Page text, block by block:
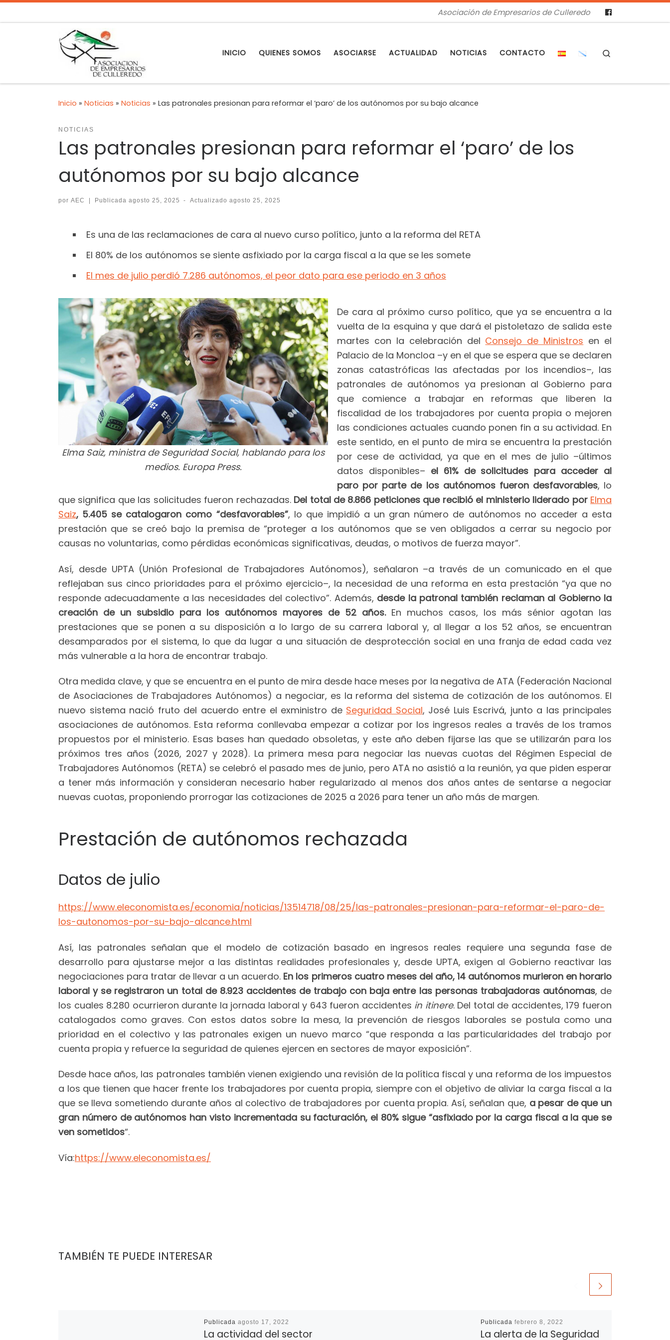
Asociación de Empresarios de Culleredo
INICIO QUIENES SOMOS ASOCIARSE ACTUALIDAD NOTICIAS CONTACTO
Inicio » Noticias » Noticias » Las patronales presionan para reformar el ‘paro’ de los autónomos por su bajo alcance
NOTICIAS
Las patronales presionan para reformar el ‘paro’ de los
autónomos por su bajo alcance
por AEC | Publicada agosto 25, 2025 - Actualizadoagosto 25, 2025
Es una de las reclamaciones de cara al nuevo curso político, junto a la reforma del RETA
El 80% de los autónomos se siente asfixiado por la carga fiscal a la que se les somete
El mes de julio perdió 7.286 autónomos, el peor dato para ese periodo en 3 años
Elma Saiz, ministra de Seguridad Social, hablando para los
medios. Europa Press.
De cara al próximo curso político, que ya se encuentra a la
vuelta de la esquina y que dará el pistoletazo de salida este
martes con la celebración del Consejo de Ministros en el
Palacio de la Moncloa –y en el que se espera que se declaren
zonas catastróficas las afectadas por los incendios–, las
patronales de autónomos ya presionan al Gobierno para
que comience a trabajar en reformas que liberen la
fiscalidad de los trabajadores por cuenta propia o mejoren
las condiciones actuales cuando ponen fin a su actividad. En
este sentido, en el punto de mira se encuentra la prestación
por cese de actividad, ya que en el mes de julio –últimos
datos disponibles– el 61% de solicitudes para acceder al
paro por parte de los autónomos fueron desfavorables, lo
que significa que las solicitudes fueron rechazadas. Del total de 8.866 peticiones que recibió el ministerio liderado por Elma
Saiz, 5.405 se catalogaron como “desfavorables”, lo que impidió a un gran número de autónomos no acceder a esta
prestación que se creó bajo la premisa de “proteger a los autónomos que se ven obligados a cerrar su negocio por
causas no voluntarias, como pérdidas económicas significativas, deudas, o motivos de fuerza mayor”.
Así, desde UPTA (Unión Profesional de Trabajadores Autónomos), señalaron –a través de un comunicado en el que
reflejaban sus cinco prioridades para el próximo ejercicio–, la necesidad de una reforma en esta prestación “ya que no
responde adecuadamente a las necesidades del colectivo”. Además, desde la patronal también reclaman al Gobierno la
creación de un subsidio para los autónomos mayores de 52 años.En muchos casos, los más sénior agotan las
prestaciones que se ponen a su disposición a lo largo de su carrera laboral y, al llegar a los 52 años, se encuentran
desamparados por el sistema, lo que da lugar a una situación de desprotección social en una franja de edad cada vez
más vulnerable a la hora de encontrar trabajo.
Otra medida clave, y que se encuentra en el punto de mira desde hace meses por la negativa de ATA (Federación Nacional
de Asociaciones de Trabajadores Autónomos) a negociar, es la reforma del sistema de cotización de los autónomos. El
nuevo sistema nació fruto del acuerdo entre el exministro de Seguridad Social, José Luis Escrivá, junto a las principales
asociaciones de autónomos. Esta reforma conllevaba empezar a cotizar por los ingresos reales a través de los tramos
propuestos por el ministerio. Esas bases han quedado obsoletas, y este año deben fijarse las que se utilizarán para los
próximos tres años (2026, 2027 y 2028). La primera mesa para negociar las nuevas cuotas del Régimen Especial de
Trabajadores Autónomos (RETA) se celebró el pasado mes de junio, pero ATA no asistió a la reunión, ya que piden esperar
a tener más información y consideran necesario haber regularizado al menos dos años antes de sentarse a negociar
nuevas cuotas, proponiendo prorrogar las cotizaciones de 2025 a 2026 para tener un año más de margen.
Prestación de autónomos rechazada
Datos de julio
https://www.eleconomista.es/economia/noticias/13514718/08/25/las-patronales-presionan-para-reformar-el-paro-de-
los-autonomos-por-su-bajo-alcance.html
Así, las patronales señalan que el modelo de cotización basado en ingresos reales requiere una segunda fase de
desarrollo para ajustarse mejor a las distintas realidades profesionales y, desde UPTA, exigen al Gobierno reactivar las
negociaciones para tratar de llevar a un acuerdo. En los primeros cuatro meses del año, 14 autónomos murieron en horario
laboral y se registraron un total de 8.923 accidentes de trabajo con baja entre las personas trabajadoras autónomas, de
los cuales 8.280 ocurrieron durante la jornada laboral y 643 fueron accidentes in itinere. Del total de accidentes, 179 fueron
catalogados como graves. Con estos datos sobre la mesa, la prevención de riesgos laborales se postula como una
prioridad en el colectivo y las patronales exigen un nuevo marco “que responda a las particularidades del trabajo por
cuenta propia y refuerce la seguridad de quienes ejercen en sectores de mayor exposición”.
Desde hace años, las patronales también vienen exigiendo una revisión de la política fiscal y una reforma de los impuestos
a los que tienen que hacer frente los trabajadores por cuenta propia, siempre con el objetivo de aliviar la carga fiscal a la
que se lleva sometiendo durante años al colectivo de trabajadores por cuenta propia. Así, señalan que, a pesar de que un
gran número de autónomos han visto incrementada su facturación, el 80% sigue “asfixiado por la carga fiscal a la que se
ven sometidos“.
Vía:https://www.eleconomista.es/
TAMBIÉN TE PUEDE INTERESAR
Publicada agosto 17, 2022
La actividad del sector
Publicada febrero 8, 2022
La alerta de la Seguridad